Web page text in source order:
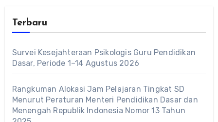
Terbaru
Survei Kesejahteraan Psikologis Guru Pendidikan
Dasar, Periode 1–14 Agustus 2026
Rangkuman Alokasi Jam Pelajaran Tingkat SD
Menurut Peraturan Menteri Pendidikan Dasar dan
Menengah Republik Indonesia Nomor 13 Tahun